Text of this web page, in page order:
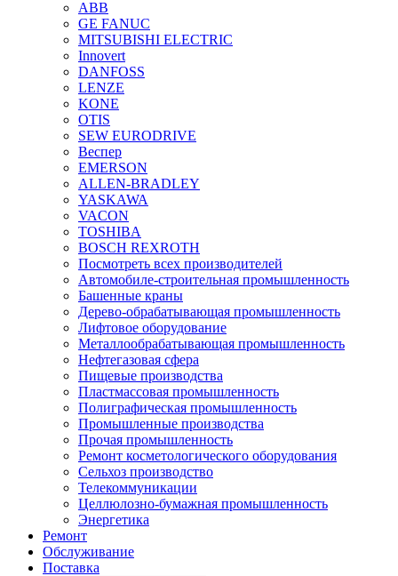
ABB
GE FANUC
MITSUBISHI ELECTRIC
Innovert
DANFOSS
LENZE
KONE
OTIS
SEW EURODRIVE
Веспер
EMERSON
ALLEN-BRADLEY
YASKAWA
VACON
TOSHIBA
BOSCH REXROTH
Посмотреть всех производителей
Автомобиле-строительная промышленность
Башенные краны
Дерево-обрабатывающая промышленность
Лифтовое оборудование
Металлообрабатывающая промышленность
Нефтегазовая сфера
Пищевые производства
Пластмассовая промышленность
Полиграфическая промышленность
Промышленные производства
Прочая промышленность
Ремонт косметологического оборудования
Сельхоз производство
Телекоммуникации
Целлюлозно-бумажная промышленность
Энергетика
Ремонт
Обслуживание
Поставка